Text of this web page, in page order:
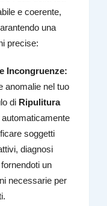
e coerente,
una
precise:
Incongruenze:
anomalie nel tuo
di Ripulitura
soggetti
diagnosi
un
necessarie per